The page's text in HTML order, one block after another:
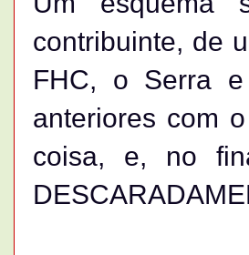
contribuinte, de
FHC, o Serra
anteriores com
coisa, e, no